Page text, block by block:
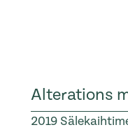
Alterations
2019